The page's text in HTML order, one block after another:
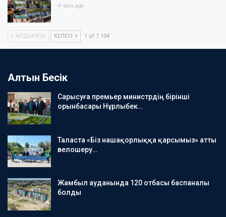
4 часа ago
АЛДЫҢҒЫ КЕЛЕСІ 1 of 7 104
Алтын Бесік
Сарысуға премьер министрдің бірінші
орынбасары Нұрлыбек…
Таласта «Біз нашақорлыққа қарсымыз» атты
велошеру…
Жамбыл ауданында 120 отбасы баспаналы
болды